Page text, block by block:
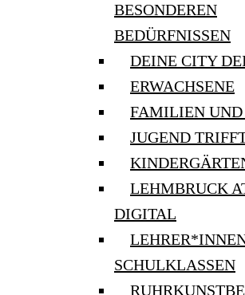
BESONDEREN
BEDÜRFNISSEN
DEINE CITY
ERWACHSENE
FAMILIEN
JUGEND
LEHMBRUCK
DIGITAL
SCHULKLASSEN